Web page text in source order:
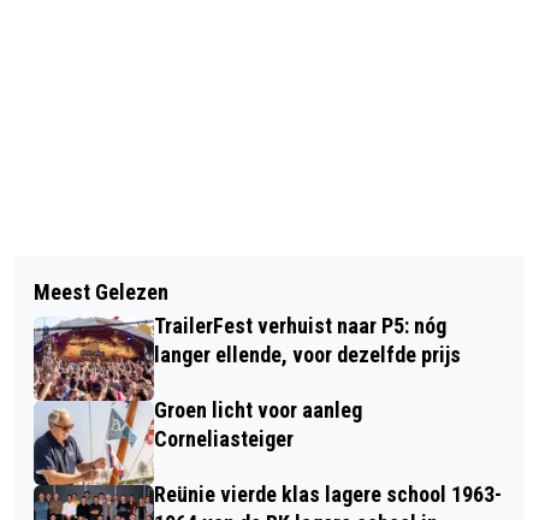
SUCCESVOL 4E BARONIE JUDO KATA
TOERNOOI BIJ ARASHI
BEZOEK DE LANGSTRAAT LANCEERT
UNIEKE TRAVELGUIDE: STEL
EENVOUDIG JE PERFECTE UITSTAP
SAMEN
Meest Gelezen
TrailerFest verhuist naar P5: nóg
langer ellende, voor dezelfde prijs
Groen licht voor aanleg
Corneliasteiger
Reünie vierde klas lagere school 1963-